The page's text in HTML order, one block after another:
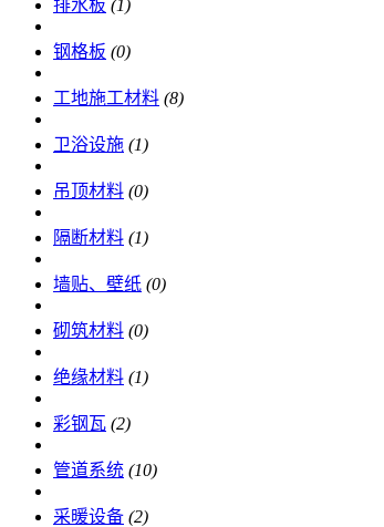
排水板 (1)
钢格板 (0)
工地施工材料 (8)
卫浴设施 (1)
吊顶材料 (0)
隔断材料 (1)
墙贴、壁纸 (0)
砌筑材料 (0)
绝缘材料 (1)
彩钢瓦 (2)
管道系统 (10)
采暖设备 (2)